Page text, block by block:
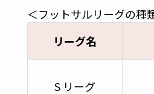
＜フットサルリーグの種
リーグ名
S リーグ